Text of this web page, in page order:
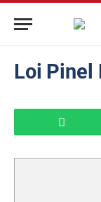
Loi Pinel